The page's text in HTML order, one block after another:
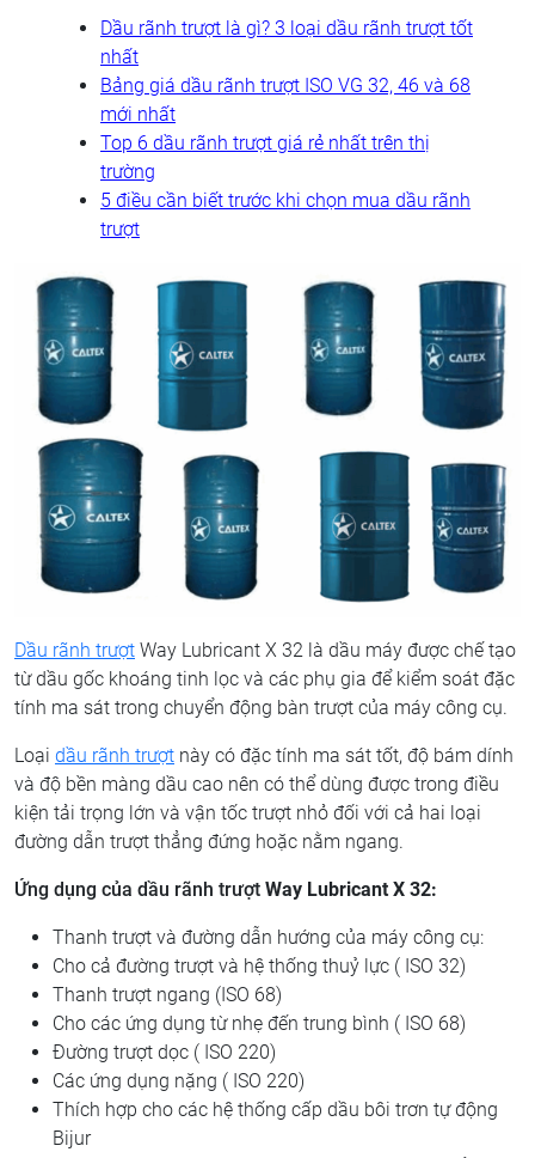
Dầu rãnh trượt là gì? 3 loại dầu rãnh trượt tốt
nhất
Bảng giá dầu rãnh trượt ISO VG 32, 46 và 68
mới nhất
Top 6 dầu rãnh trượt giá rẻ nhất trên thị
trường
5 điều cần biết trước khi chọn mua dầu rãnh
trượt
Dầu rãnh trượt Way Lubricant X 32 là dầu máy được chế tạo
từ dầu gốc khoáng tinh lọc và các phụ gia để kiểm soát đặc
tính ma sát trong chuyển động bàn trượt của máy công cụ.
Loại dầu rãnh trượt này có đặc tính ma sát tốt, độ bám dính
và độ bền màng dầu cao nên có thể dùng được trong điều
kiện tải trọng lớn và vận tốc trượt nhỏ đối với cả hai loại
đường dẫn trượt thẳng đứng hoặc nằm ngang.
Ứng dụng của dầu rãnh trượt Way Lubricant X 32:
Thanh trượt và đường dẫn hướng của máy công cụ:
Cho cả đường trượt và hệ thống thuỷ lực ( ISO 32)
Thanh trượt ngang (ISO 68)
Cho các ứng dụng từ nhẹ đến trung bình ( ISO 68)
Đường trượt dọc ( ISO 220)
Các ứng dụng nặng ( ISO 220)
Thích hợp cho các hệ thống cấp dầu bôi trơn tự động
Bijur